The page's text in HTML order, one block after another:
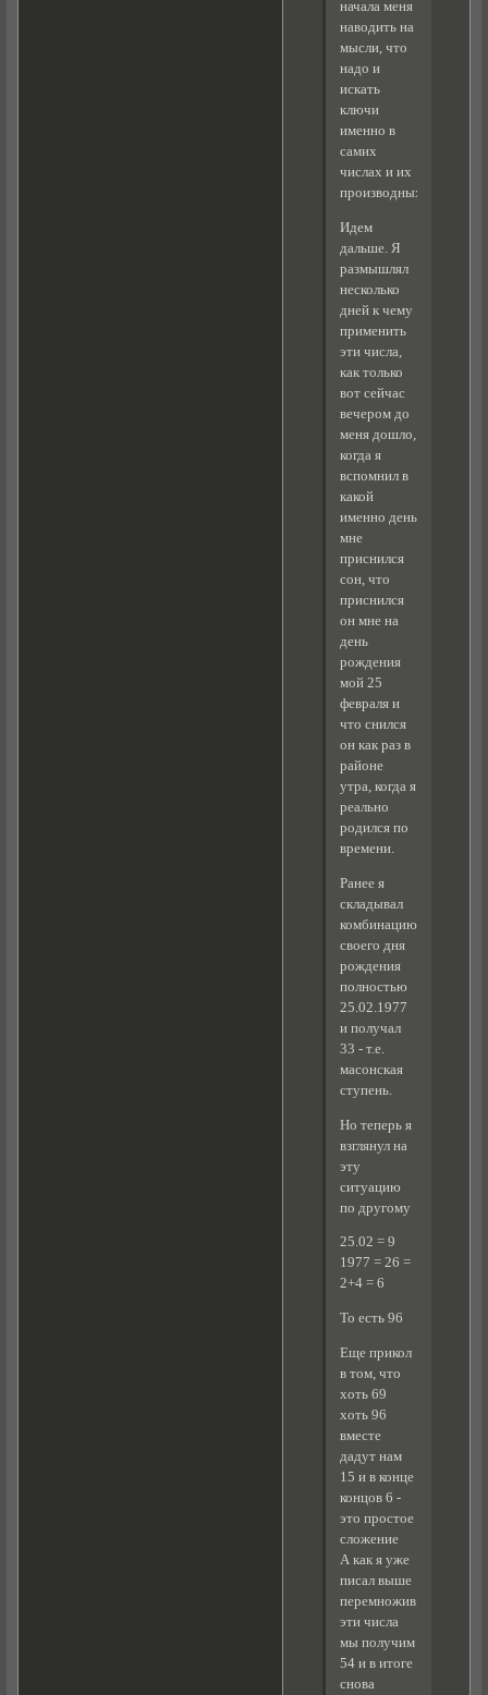
начала меня
наводить на
мысли, что
надо и
искать
ключи
именно в
самих
числах и их
производных.
Идем
дальше. Я
размышлял
несколько
дней к чему
применить
эти числа,
как только
вот сейчас
вечером до
меня дошло,
когда я
вспомнил в
какой
именно день
мне
приснился
сон, что
приснился
он мне на
день
рождения
мой 25
февраля и
что снился
он как раз в
районе
утра, когда я
реально
родился по
времени.
Ранее я
складывал
комбинацию
своего дня
рождения
полностью
25.02.1977
и получал
33 - т.е.
масонская
ступень.
Но теперь я
взглянул на
эту
ситуацию
по другому
25.02 = 9
1977 = 26 =
2+4 = 6
То есть 96
Еще прикол
в том, что
хоть 69
хоть 96
вместе
дадут нам
15 и в конце
концов 6 -
это простое
сложение
А как я уже
писал выше
перемножив
эти числа
мы получим
54 и в итоге
снова